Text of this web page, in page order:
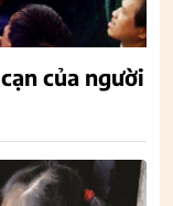
của người